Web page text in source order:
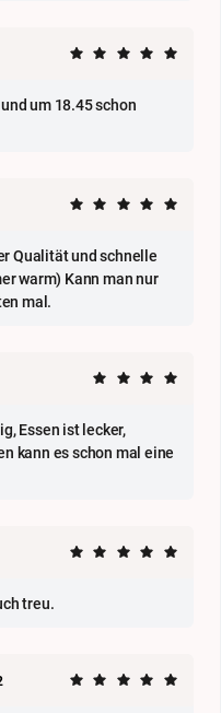
um 18.45 schon
Qualität und schnelle
warm) Kann man nur
mal.
Essen ist lecker,
kann es schon mal eine
treu.